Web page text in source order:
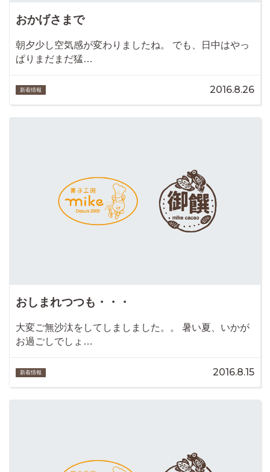
おかげさまで
朝夕少し空気感が変わりましたね。 でも、日中はやっ
ぱりまだまだ猛…
新着情報 2016.8.26
おしまれつつも・・・
大変ご無沙汰をしてしましました。。 暑い夏、いかが
お過ごしでしょ…
新着情報 2016.8.15